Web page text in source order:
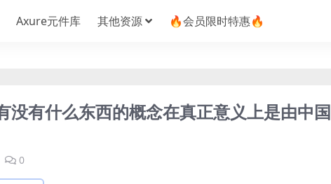
Axure元件库 其他资源 🔥会员限时特惠🔥
没有什么东西的概念在真正意义上是由中国
0